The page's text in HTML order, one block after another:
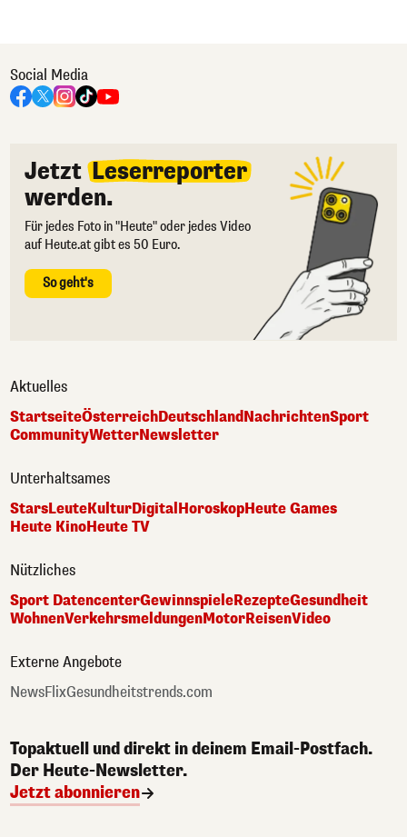
Social Media
Jetzt Leserreporter
werden.
Für jedes Foto in "Heute" oder jedes Video
auf Heute.at gibt es 50 Euro.
So geht's
Aktuelles
StartseiteÖsterreichDeutschlandNachrichtenSport
CommunityWetterNewsletter
Unterhaltsames
StarsLeuteKulturDigital HoroskopHeute Games
Heute KinoHeute TV
Nützliches
Sport DatencenterGewinnspieleRezepteGesundheit
WohnenVerkehrsmeldungenMotorReisenVideo
Externe Angebote
NewsFlixGesundheitstrends.com
Topaktuell und direkt in deinem Email-Postfach.
Der Heute-Newsletter.
Jetzt abonnieren